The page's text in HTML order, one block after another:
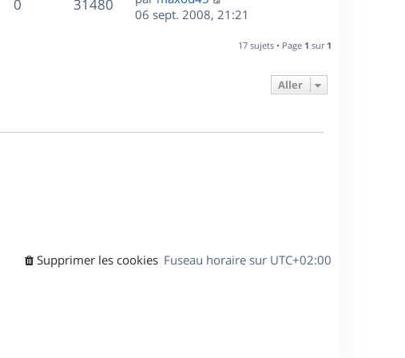
g
e
s
s
m
e
i
0 31480
e
06 sept. 2008, 21:21
17 sujets • Page 1 sur 1
Aller
Fuseau horaire sur UTC+02:00
Supprimer les cookies